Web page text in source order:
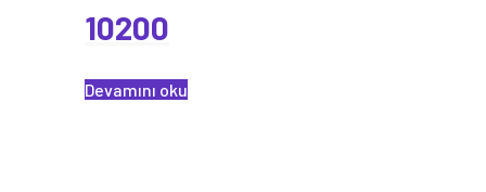
10200
Devamını oku